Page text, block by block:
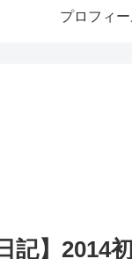
プロフィ
記】2014